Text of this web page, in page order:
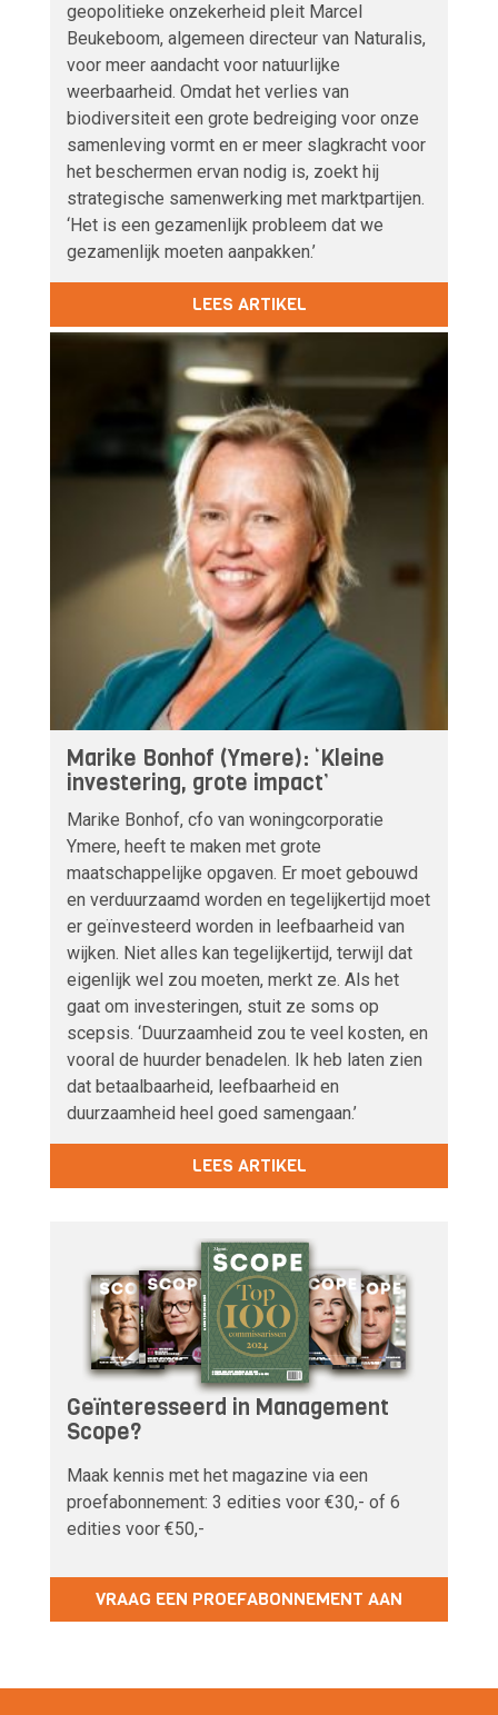
geopolitieke onzekerheid pleit Marcel
Beukeboom, algemeen directeur van Naturalis,
voor meer aandacht voor natuurlijke
weerbaarheid. Omdat het verlies van
biodiversiteit een grote bedreiging voor onze
samenleving vormt en er meer slagkracht voor
het beschermen ervan nodig is, zoekt hij
strategische samenwerking met marktpartijen.
‘Het is een gezamenlijk probleem dat we
gezamenlijk moeten aanpakken.’
LEES ARTIKEL
Marike Bonhof (Ymere): ‘Kleine
investering, grote impact’
Marike Bonhof, cfo van woningcorporatie
Ymere, heeft te maken met grote
maatschappelijke opgaven. Er moet gebouwd
en verduurzaamd worden en tegelijkertijd moet
er geïnvesteerd worden in leefbaarheid van
wijken. Niet alles kan tegelijkertijd, terwijl dat
eigenlijk wel zou moeten, merkt ze. Als het
gaat om investeringen, stuit ze soms op
scepsis. ‘Duurzaamheid zou te veel kosten, en
vooral de huurder benadelen. Ik heb laten zien
dat betaalbaarheid, leefbaarheid en
duurzaamheid heel goed samengaan.’
LEES ARTIKEL
Geïnteresseerd in Management
Scope?
Maak kennis met het magazine via een
proefabonnement: 3 edities voor €30,- of 6
edities voor €50,-
VRAAG EEN PROEFABONNEMENT AAN